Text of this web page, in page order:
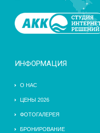
ИНФОРМАЦИЯ
О НАС
ЦЕНЫ 2026
ФОТОГАЛЕРЕЯ
БРОНИРОВАНИЕ